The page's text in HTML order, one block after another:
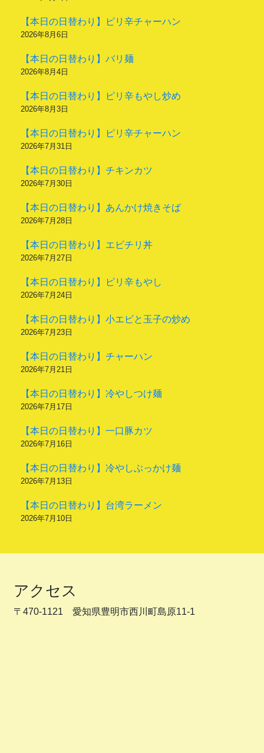
【本日の日替わり】ピリ辛チャーハン
2026年8月6日
【本日の日替わり】バリ麺
2026年8月4日
【本日の日替わり】ピリ辛もやし炒め
2026年8月3日
【本日の日替わり】ピリ辛チャーハン
2026年7月31日
【本日の日替わり】チキンカツ
2026年7月30日
【本日の日替わり】あんかけ焼きそば
2026年7月28日
【本日の日替わり】エビチリ丼
2026年7月27日
【本日の日替わり】ピリ辛もやし
2026年7月24日
【本日の日替わり】小エビと玉子の炒め
2026年7月23日
【本日の日替わり】チャーハン
2026年7月21日
【本日の日替わり】冷やしつけ麺
2026年7月17日
【本日の日替わり】一口豚カツ
2026年7月16日
【本日の日替わり】冷やしぶっかけ麺
2026年7月13日
【本日の日替わり】台湾ラーメン
2026年7月10日
アクセス
〒470-1121 愛知県豊明市西川町島原11-1